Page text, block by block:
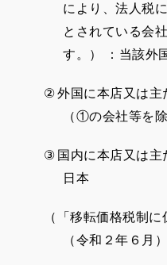
により、法人税
とされている会
す。） ：当該外
②外国に本店又は主
（①の会社等を
③ 国内に本店又は主
日本
（「移転価格税制
（令和２年６月